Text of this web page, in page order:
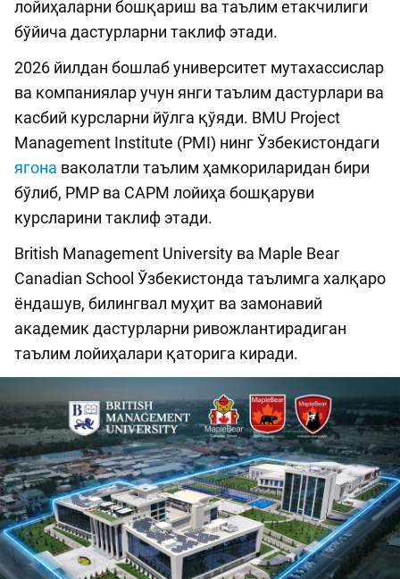
лойиҳаларни бошқариш ва таълим етакчилиги
бўйича дастурларни таклиф этади.
2026 йилдан бошлаб университет мутахассислар
ва компаниялар учун янги таълим дастурлари ва
касбий курсларни йўлга қўяди. BMU Project
Management Institute (PMI) нинг Ўзбекистондаги
ягона ваколатли таълим ҳамкориларидан бири
бўлиб, PMP ва CAPM лойиҳа бошқаруви
курсларини таклиф этади.
British Management University ва Maple Bear
Canadian School Ўзбекистонда таълимга халқаро
ёндашув, билингвал муҳит ва замонавий
академик дастурларни ривожлантирадиган
таълим лойиҳалари қаторига киради.